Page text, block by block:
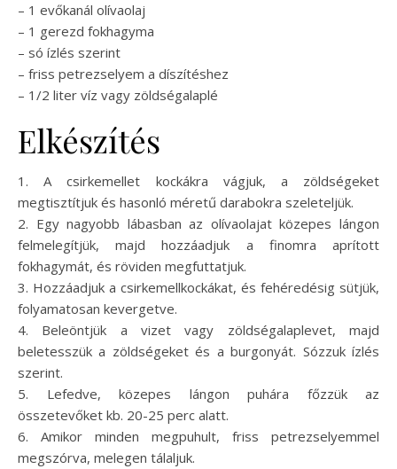
– 1 evőkanál olívaolaj
– 1 gerezd fokhagyma
– só ízlés szerint
– friss petrezselyem a díszítéshez
– 1/2 liter víz vagy zöldségalaplé
Elkészítés
1. A csirkemellet kockákra vágjuk, a zöldségeket
megtisztítjuk és hasonló méretű darabokra szeleteljük.
2. Egy nagyobb lábasban az olívaolajat közepes lángon
felmelegítjük, majd hozzáadjuk a finomra aprított
fokhagymát, és röviden megfuttatjuk.
3. Hozzáadjuk a csirkemellkockákat, és fehéredésig sütjük,
folyamatosan kevergetve.
4. Beleöntjük a vizet vagy zöldségalaplevet, majd
beletesszük a zöldségeket és a burgonyát. Sózzuk ízlés
szerint.
5. Lefedve, közepes lángon puhára főzzük az
összetevőket kb. 20-25 perc alatt.
6. Amikor minden megpuhult, friss petrezselyemmel
megszórva, melegen tálaljuk.